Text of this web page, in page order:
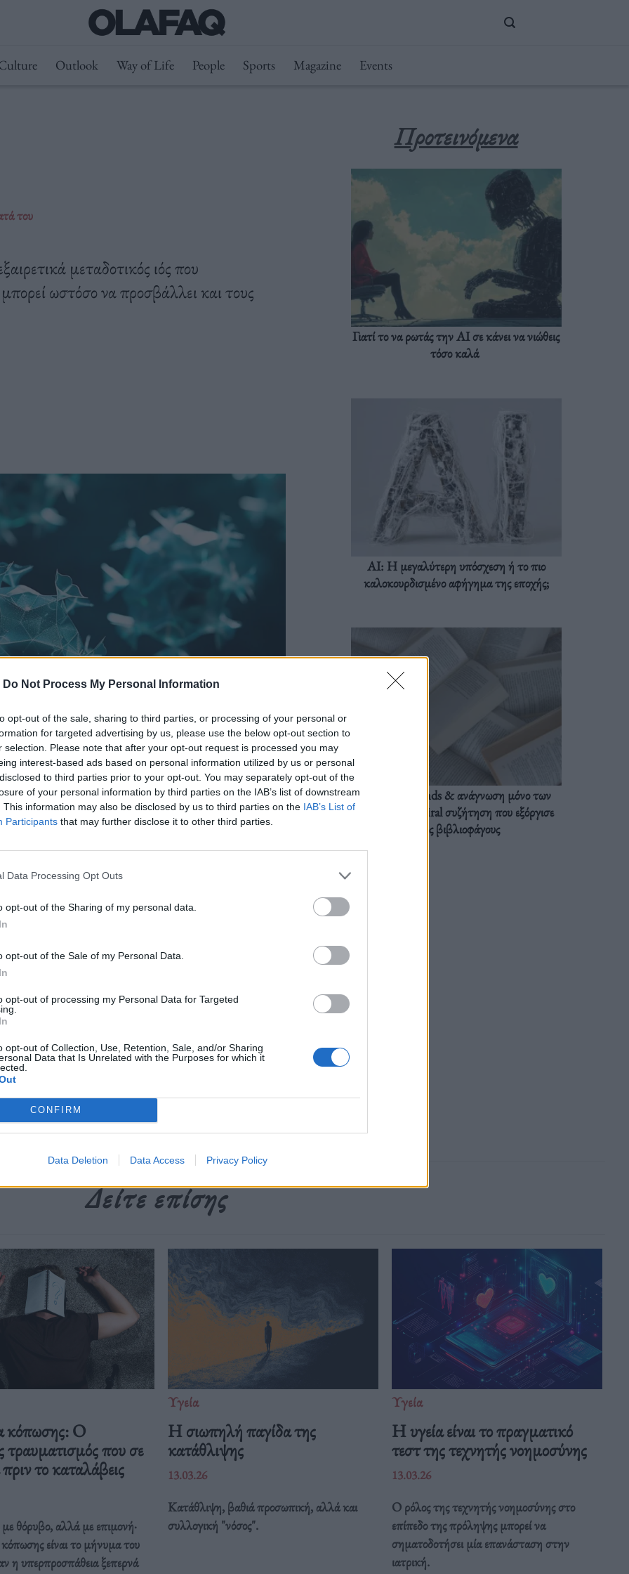
Do Not Process My Personal Information
opt-out of the sale, sharing to third parties, or processing of your personal or
for targeted advertising by us, please use the below opt-out section to
selection. Please note that after your opt-out request is processed you may
interest-based ads based on personal information utilized by us or personal
to third parties prior to your opt-out. You may separately opt-out of the
of your personal information by third parties on the IAB’s list of downstream
This information may also be disclosed by us to third parties on the IAB’s List of
Participants that may further disclose it to other third parties.
Data Processing Opt Outs
opt-out of the Sharing of my personal data.
opt-out of the Sale of my Personal Data.
opt-out of processing my Personal Data for Targeted
opt-out of Collection, Use, Retention, Sale, and/or Sharing
Data that Is Unrelated with the Purposes for which it
CONFIRM
Data Deletion Data Access Privacy Policy
Outlook Way of Life People Sports Magazine Events
του
μεταδοτικός ιός που
ωστόσο να προσβάλλει και τους
μεταδοτικός ιός που
ωστόσο να προσβάλλει και τους
,παρβοϊός,Ωνάσειο
Προτεινόμενα
Γιατί το να ρωτάς την AI σε κάνει να νιώθεις
τόσο καλά
AI: Η μεγαλύτερη υπόσχεση ή το πιο
καλοκουρδισμένο αφήγημα της εποχής;
BookTok trends & ανάγνωση μόνο των
διαλόγων: Η viral συζήτηση που εξόργισε
τους βιβλιοφάγους
Δείτε επίσης
κόπωσης: O
τραυματισμός που σε
το καταλάβεις
θόρυβο, αλλά με επιμονή·
είναι το μήνυμα του
η υπερπροσπάθεια ξεπερνά
Υγεία
Η σιωπηλή παγίδα της
κατάθλιψης
13.03.26
Κατάθλιψη, βαθιά προσωπική, αλλά και
συλλογική "νόσος".
Υγεία
H υγεία είναι το πραγματικό
τεστ της τεχνητής νοημοσύνης
13.03.26
Ο ρόλος της τεχνητής νοημοσύνης στο
επίπεδο της πρόληψης μπορεί να
σηματοδοτήσει μία επανάσταση στην
ιατρική.